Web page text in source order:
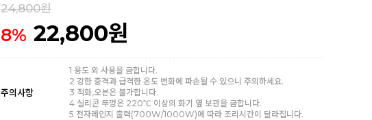
24,800원
8% 22,800원
주의사항
1 용도 외 사용을 금합니다.
2 강한 충격과 급격한 온도 변화에 파손될 수 있으니 주의하세요.
3 직화,오븐은 불가합니다.
4 실리콘 뚜껑은 220℃ 이상의 화기 옆 보관을 금합니다.
5 전자레인지 출력(700W/1000W)에 따라 조리시간이 달라집니다.